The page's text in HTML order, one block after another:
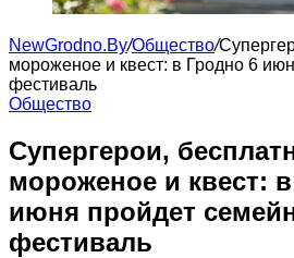
NewGrodno.By/Общество/
мороженое и квест: в Гродно 6
фестиваль
Общество
Супергерои,
мороженое и квест:
июня пройдет
фестиваль